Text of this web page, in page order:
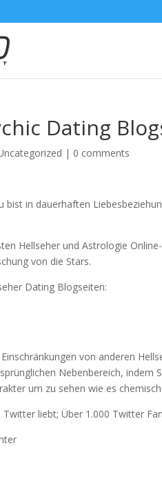
Dating
| 0 comments
bist in dauerhaften
Hellseher und Astrologie
von die Stars.
Dating Blogseiten:
von anderen
Nebenbereich,
um zu sehen wie es
Twitter liebt; Über 1.000 Twitter